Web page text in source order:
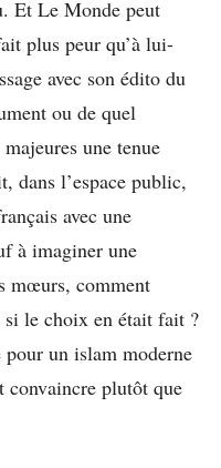
Et Le Monde peut
plus peur qu’à lui-
avec son édito du
ou de quel
une tenue
dans l’espace public,
avec une
à imaginer une
mœurs, comment
le choix en était fait ?
pour un islam moderne
plutôt que